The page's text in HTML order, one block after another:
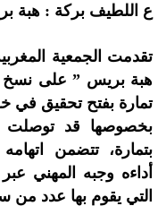
ع اللطيف بركة : هبة
تقدمت الجمعية
هبة بريس ” على نسخ
تمارة بفتح تحقيق في
بخصوصها قد توصلت
بتمارة، تتضمن
أداءه وجبه المهني
التي يقوم بها عدد